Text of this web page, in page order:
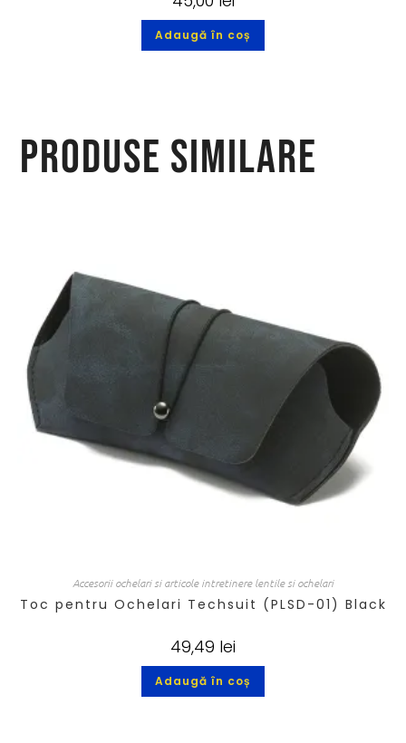
Adaugă în coș
Produse similare
Accesorii ochelari si articole intretinere lentile si ochelari
Toc pentru Ochelari Techsuit (PLSD-01) Black
49,49 lei
Adaugă în coș